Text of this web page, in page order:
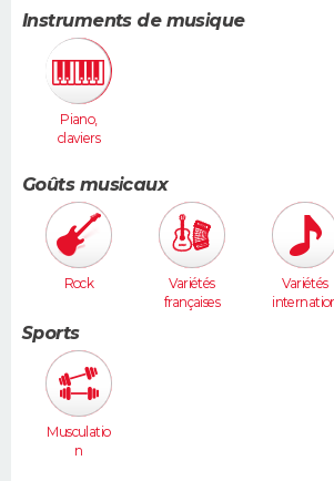
Instruments de musique
Piano,
claviers
Goûts musicaux
Rock
Variétés
françaises
Variétés
Sports
Musculatio
n